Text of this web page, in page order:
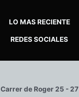
LO MAS RECIENTE
REDES SOCIALES
Carrer de Roger 25 - 27